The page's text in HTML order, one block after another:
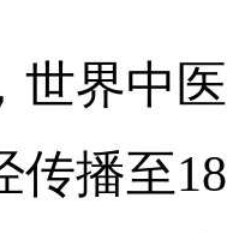
中医
传播至